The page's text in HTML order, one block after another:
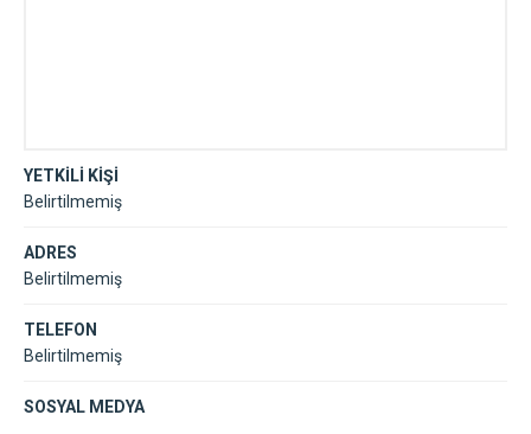
YETKİLİ KİŞİ
Belirtilmemiş
ADRES
Belirtilmemiş
TELEFON
Belirtilmemiş
SOSYAL MEDYA